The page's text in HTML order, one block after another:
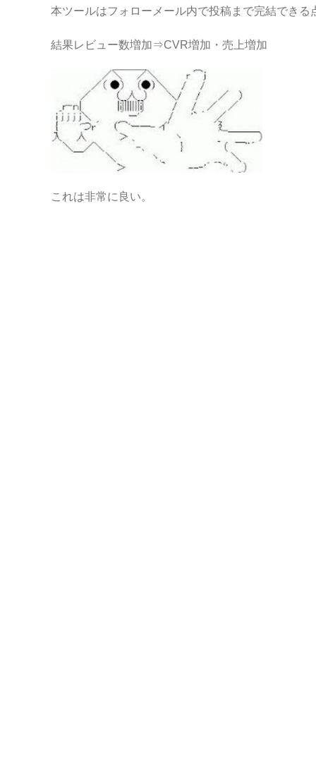
本ツールはフォローメール内で投稿まで完結できる
結果レビュー数増加⇒CVR増加・売上増加
これは非常に良い。